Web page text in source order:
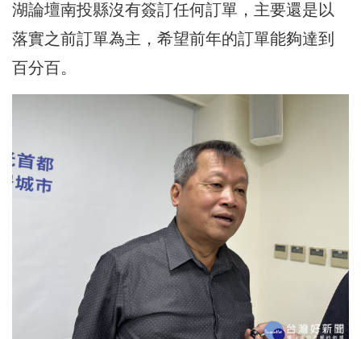
湖論壇南投縣沒有簽訂任何訂單，主要還是以
落實之前訂單為主，希望前年的訂單能夠達到
百分百。